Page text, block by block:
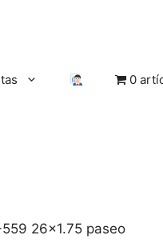
0
26×1.75 paseo